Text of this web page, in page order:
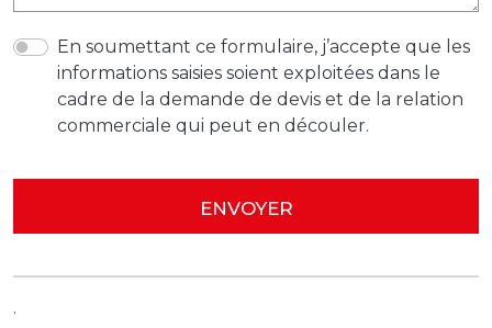
En soumettant ce formulaire, j’accepte que les
informations saisies soient exploitées dans le
cadre de la demande de devis et de la relation
commerciale qui peut en découler.
.